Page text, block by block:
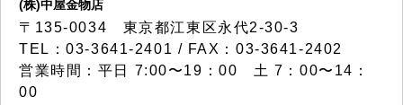
(株)中屋金物店
〒135-0034 東京都江東区永代2-30-3
TEL：03-3641-2401 / FAX：03-3641-2402
営業時間：平日 7:00〜19：00 土 7：00〜14：
00